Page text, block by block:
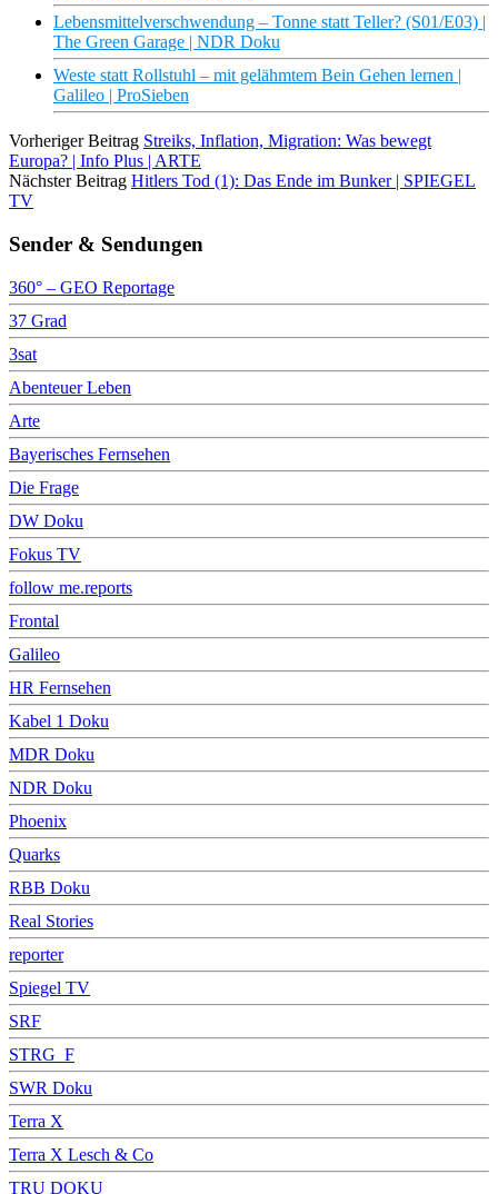
Lebensmittelverschwendung – Tonne statt Teller? (S01/E03) |
The Green Garage | NDR Doku
Weste statt Rollstuhl – mit gelähmtem Bein Gehen lernen |
Galileo | ProSieben
Vorheriger Beitrag Streiks, Inflation, Migration: Was bewegt
Europa? | Info Plus | ARTE
Nächster Beitrag Hitlers Tod (1): Das Ende im Bunker | SPIEGEL
TV
Sender & Sendungen
360° – GEO Reportage
37 Grad
3sat
Abenteuer Leben
Arte
Bayerisches Fernsehen
Die Frage
DW Doku
Fokus TV
follow me.reports
Frontal
Galileo
HR Fernsehen
Kabel 1 Doku
MDR Doku
NDR Doku
Phoenix
Quarks
RBB Doku
Real Stories
reporter
Spiegel TV
SRF
STRG_F
SWR Doku
Terra X
Terra X Lesch & Co
TRU DOKU